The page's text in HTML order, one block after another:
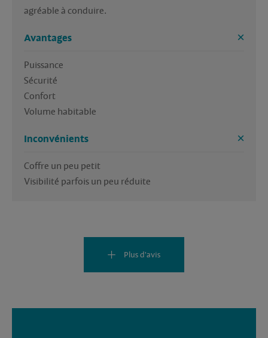
agréable à conduire.
Avantages
Puissance
Sécurité
Confort
Volume habitable
Inconvénients
Coffre un peu petit
Visibilité parfois un peu réduite
Plus d'avis